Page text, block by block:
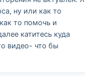
ну или как то
то помочь и
катитесь куда
видео- что бы